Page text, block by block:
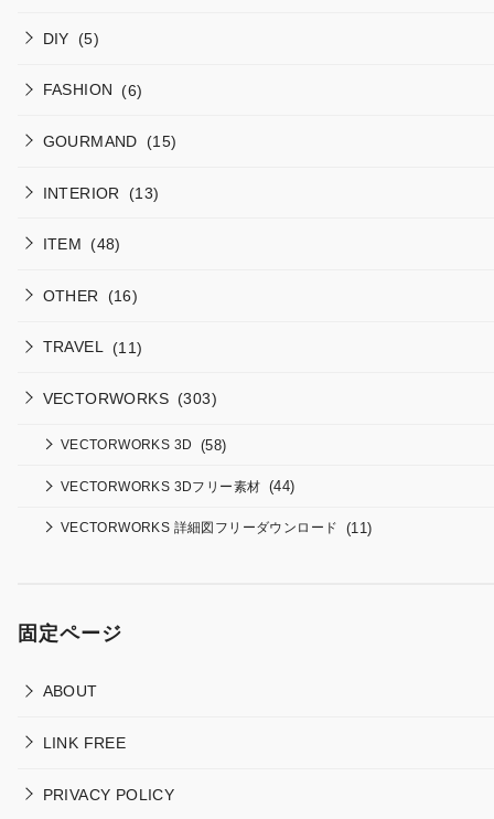
DIY (5)
FASHION (6)
GOURMAND (15)
INTERIOR (13)
ITEM (48)
OTHER (16)
TRAVEL (11)
VECTORWORKS (303)
VECTORWORKS 3D (58)
VECTORWORKS 3Dフリー素材 (44)
VECTORWORKS 詳細図フリーダウンロード (11)
固定ページ
ABOUT
LINK FREE
PRIVACY POLICY